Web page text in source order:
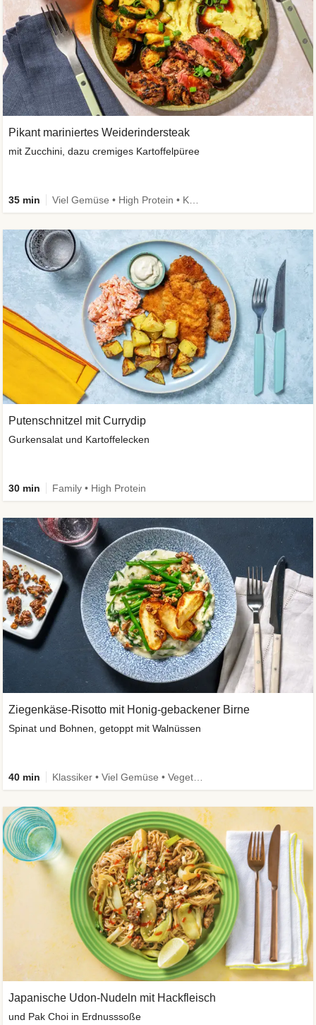
Japanische Udon-Nudeln mit Hackfleisch
und Pak Choi in Erdnusssoße
Pikant mariniertes Weiderindersteak
mit Zucchini, dazu cremiges Kartoffelpüree
35 min
Putenschnitzel mit Currydip
Gurkensalat und Kartoffelecken
30 min Family • High Protein
Ziegenkäse-Risotto mit Honig-gebackener Birne
Spinat und Bohnen, getoppt mit Walnüssen
40 min